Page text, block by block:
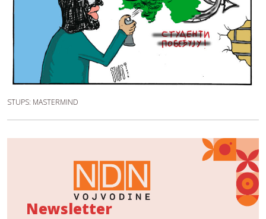
STUPS: MASTERMIND
Newsletter